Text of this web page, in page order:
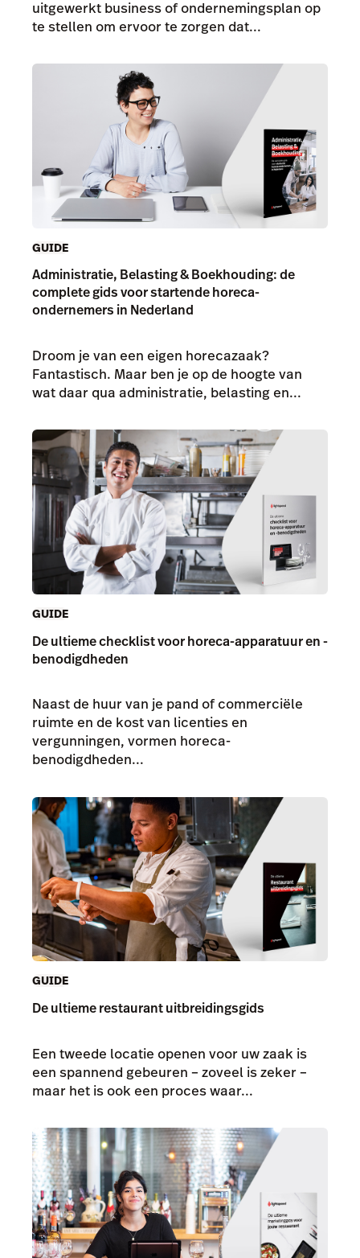
uitgewerkt business of ondernemingsplan op
te stellen om ervoor te zorgen dat...
GUIDE
Administratie, Belasting & Boekhouding: de
complete gids voor startende horeca-
ondernemers in Nederland
Droom je van een eigen horecazaak?
Fantastisch. Maar ben je op de hoogte van
wat daar qua administratie, belasting en...
GUIDE
De ultieme checklist voor horeca-apparatuur en -
benodigdheden
Naast de huur van je pand of commerciële
ruimte en de kost van licenties en
vergunningen, vormen horeca-
benodigdheden...
GUIDE
De ultieme restaurant uitbreidingsgids
Een tweede locatie openen voor uw zaak is
een spannend gebeuren – zoveel is zeker –
maar het is ook een proces waar...